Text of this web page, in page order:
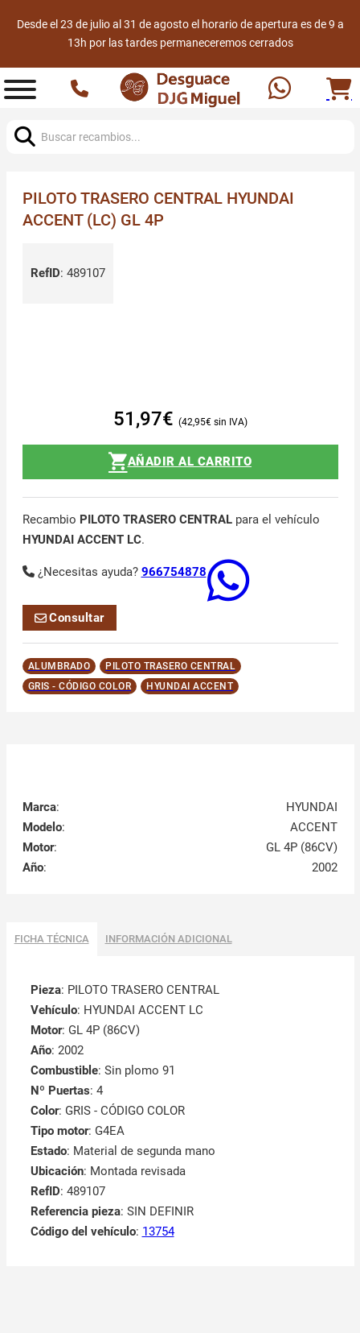
Desde el 23 de julio al 31 de agosto el horario de apertura es de 9 a
13h por las tardes permaneceremos cerrados
PILOTO TRASERO CENTRAL HYUNDAI
ACCENT (LC) GL 4P
RefID: 489107
51,97€ 42,95€
AÑADIR AL CARRITO
Recambio PILOTO TRASERO CENTRALpara el vehículo
HYUNDAI ACCENT LC.
¿Necesitas ayuda? 966754878
Consultar
ALUMBRADO
PILOTO TRASERO CENTRAL
GRIS - CÓDIGO COLOR
HYUNDAI ACCENT
Marca:
HYUNDAI
Modelo:
ACCENT
Motor:
GL 4P (86CV)
Año: 2002
FICHA TÉCNICA INFORMACIÓN ADICIONAL
Pieza: PILOTO TRASERO CENTRAL
Vehículo: HYUNDAI ACCENT LC
Motor: GL 4P (86CV)
Año: 2002
Combustible: Sin plomo 91
Nº Puertas: 4
Color: GRIS - CÓDIGO COLOR
Tipo motor: G4EA
Estado: Material de segunda mano
Ubicación: Montada revisada
RefID: 489107
Referencia pieza: SIN DEFINIR
Código del vehículo: 13754